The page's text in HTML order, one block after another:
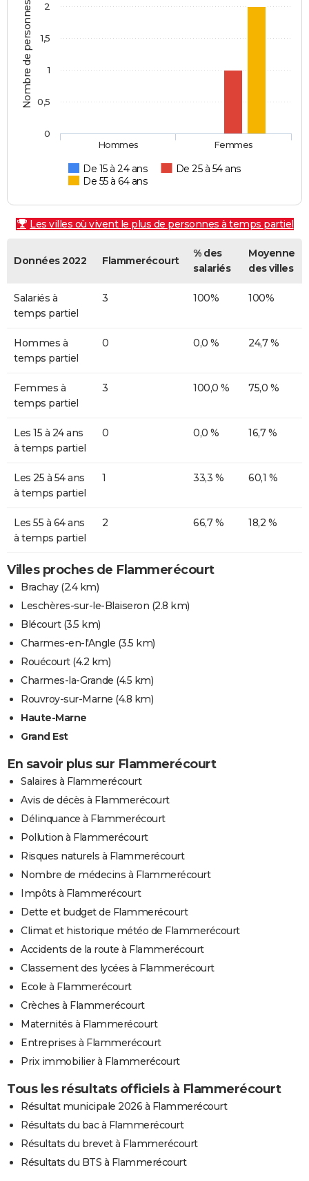
Nombre de personnes
De 15 à 24 ans
De 25 à 54 ans
De 55 à 64 ans
Hommes Femmes
0
0,5
1
1,5
2
Les villes où vivent le plus de personnes à temps partiel
Données 2022 Flammerécourt
% des
salariés
Moyenne
des villes
Salariés à
temps partiel
3 100% 100%
Hommes à
temps partiel
0 0,0 % 24,7 %
Femmes à
temps partiel
3 100,0 % 75,0 %
Les 15 à 24 ans
à temps partiel
0 0,0 % 16,7 %
Les 25 à 54 ans
à temps partiel
1 33,3 % 60,1 %
Les 55 à 64 ans
à temps partiel
2 66,7 % 18,2 %
Villes proches de Flammerécourt
Brachay(2.4 km)
Leschères-sur-le-Blaiseron (2.8 km)
Blécourt(3.5 km)
Charmes-en-l'Angle (3.5 km)
Rouécourt(4.2 km)
Charmes-la-Grande (4.5 km)
Rouvroy-sur-Marne (4.8 km)
Haute-Marne
Grand Est
En savoir plus sur Flammerécourt
Salaires à Flammerécourt
Avis de décès à Flammerécourt
Délinquance à Flammerécourt
Pollution à Flammerécourt
Risques naturels à Flammerécourt
Nombre de médecins à Flammerécourt
Impôts à Flammerécourt
Dette et budget de Flammerécourt
Climat et historique météo de Flammerécourt
Accidents de la route à Flammerécourt
Classement des lycées à Flammerécourt
Ecole à Flammerécourt
Crèches à Flammerécourt
Maternités à Flammerécourt
Entreprises à Flammerécourt
Prix immobilier à Flammerécourt
Tous les résultats officiels à Flammerécourt
Résultat municipale 2026 à Flammerécourt
Résultats du bac à Flammerécourt
Résultats du brevet à Flammerécourt
Résultats du BTS à Flammerécourt